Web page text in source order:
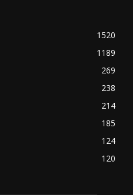
1520
1189
269
238
214
185
124
120